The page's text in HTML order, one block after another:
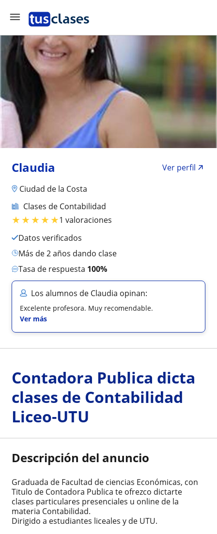
Claudia
Ver perfil
Ciudad de la Costa
Clases de Contabilidad
★★★★★1 valoraciones
Datos verificados
más de 2 años dando clase
Tasa de respuesta 100%
Los alumnos de Claudia opinan:
Excelente profesora. Muy recomendable.
Ver más
Contadora Publica dicta
clases de Contabilidad
Liceo-UTU
Descripción del anuncio
Graduada de Facultad de ciencias Económicas, con
Titulo de Contadora Publica te ofrezco dictarte
clases particulares presenciales u online de la
materia Contabilidad.
Dirigido a estudiantes liceales y de UTU.